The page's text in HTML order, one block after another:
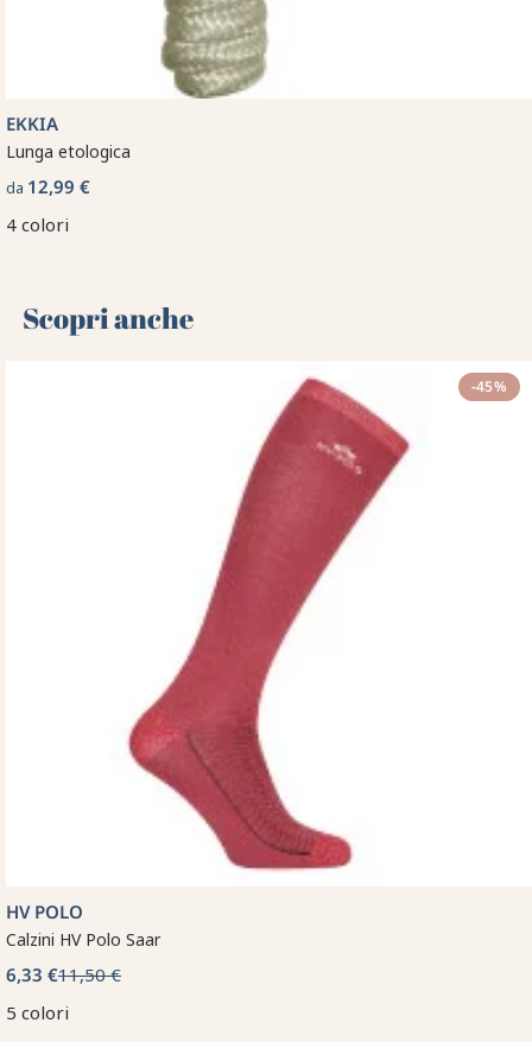
EKKIA
Lunga etologica
da 12,99 €
4 colori
Scopri anche 🌻
-45%
HV POLO
Calzini HV Polo Saar
6,33 €11,50 €
5 colori